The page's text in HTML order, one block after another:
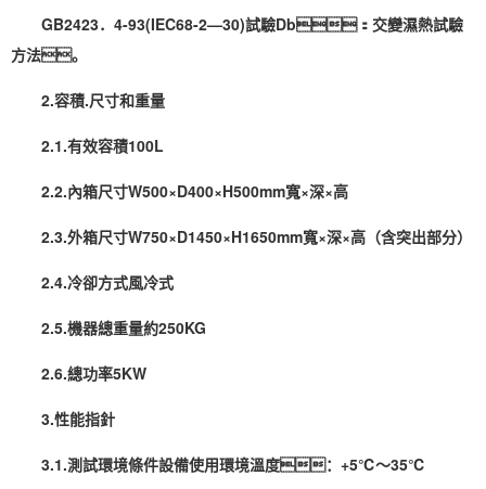
GB2423．4-93(IEC68-2—30)試驗Db：交變濕熱試驗
方法。
2.容積.尺寸和重量
2.1.有效容積100L
2.2.內箱尺寸W500×D400×H500mm寬×深×高
2.3.外箱尺寸W750×D1450×H1650mm寬×深×高（含突出部分）
2.4.冷卻方式風冷式
2.5.機器總重量約250KG
2.6.總功率5KW
3.性能指針
3.1.測試環境條件設備使用環境溫度：+5℃～35℃